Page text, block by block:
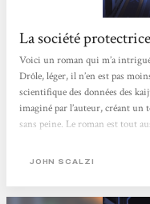
La société
Voici un roman qui m’a
Drôle, léger, il n’en est pas
scientifique des données des
imaginé par l’auteur, créant un
sans peine. Le roman est tout
monstres à la littérature SF, en
JOHN SCALZI